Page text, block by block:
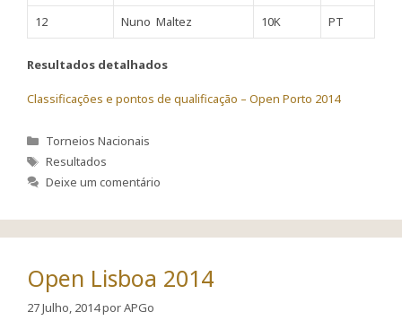
12
Nuno Maltez 10K PT
Resultados detalhados
Classificações e pontos de qualificação – Open Porto 2014
Categorias
Torneios Nacionais
Etiquetas
Resultados
Deixe um comentário
Open Lisboa 2014
27 Julho, 2014porAPGo